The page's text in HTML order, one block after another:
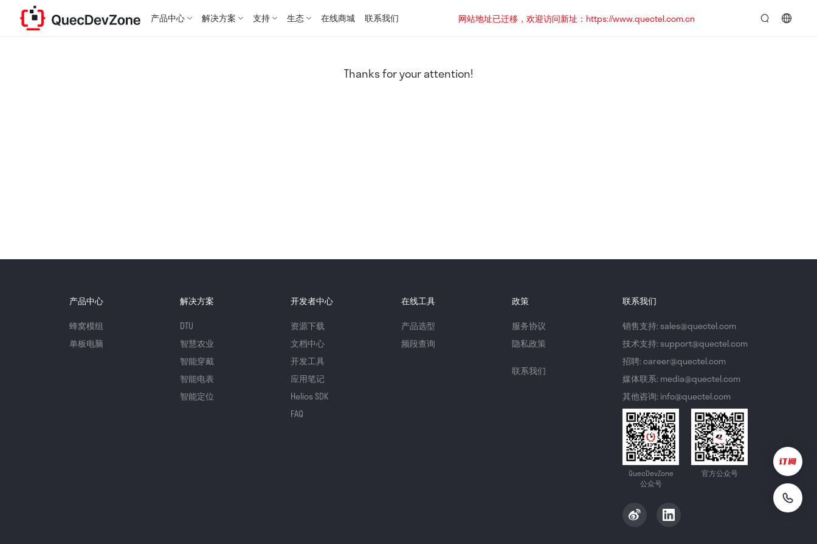
产品中心 解决方案 支持 生态 在线商城 联系我们
网站地址已迁移，欢迎访问新址：https://www.quectel.com.cn
Thanks for your attention!
产品中心
蜂窝模组
单板电脑
解决方案
DTU
智慧农业
智能穿戴
智能电表
智能定位
开发者中心
资源下载
文档中心
开发工具
应用笔记
Helios SDK
FAQ
在线工具
产品选型
频段查询
政策
服务协议
隐私政策
联系我们
联系我们
销售支持: sales@quectel.com
技术支持: support@quectel.com
招聘: career@quectel.com
媒体联系: media@quectel.com
其他咨询: info@quectel.com
QuecDevZone
公众号
官方公众号